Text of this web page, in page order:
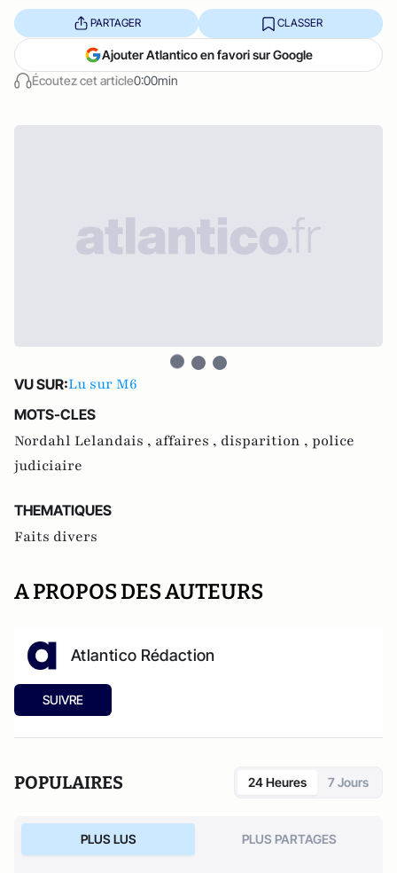
Écoutez cet article0:00min
PARTAGER CLASSER
Ajouter Atlantico en favori sur Google
VU SUR:Lu sur M6
MOTS-CLES
Nordahl Lelandais , affaires , disparition , police
judiciaire
THEMATIQUES
Faits divers
A PROPOS DES AUTEURS
Atlantico Rédaction
SUIVRE
POPULAIRES 24 Heures 7 Jours
PLUS LUS PLUS PARTAGES